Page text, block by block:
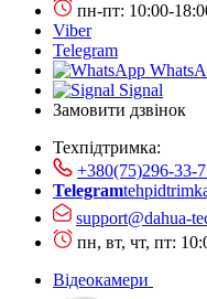
пн-пт: 10:00-
Viber
Telegram
Signal
Замовити дзвінок
Техпідтримка:
+380(75)296-33-
Telegram
support@dahua-
пн, вт, чт, пт:
Відеокамери